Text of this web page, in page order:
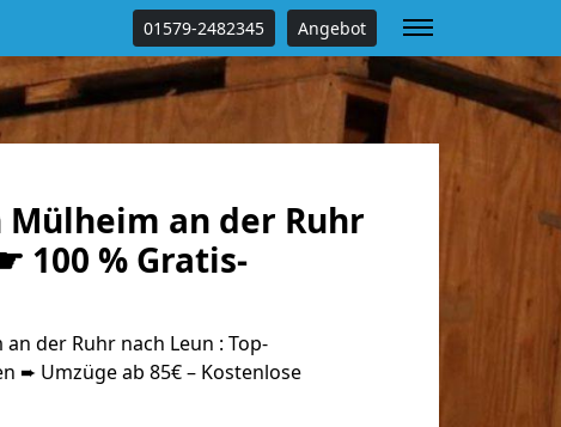
01579-2482345 Angebot
Mülheim an der Ruhr
100 % Gratis-
der Ruhr nach Leun : Top-
➨ Umzüge ab 85€ – Kostenlose